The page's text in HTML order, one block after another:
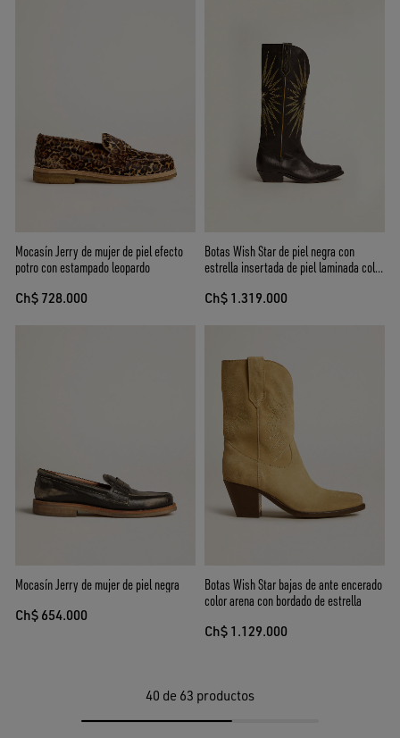
Mocasín Jerry de mujer de piel efecto
potro con estampado leopardo
Ch$ 728.000
Botas Wish Star de piel negra con
estrella insertada de piel laminada color
Ch$ 1.319.000
Mocasín Jerry de mujer de piel negra
Ch$ 654.000
Botas Wish Star bajas de ante encerado
color arena con bordado de estrella
Ch$ 1.129.000
40 de 63 productos